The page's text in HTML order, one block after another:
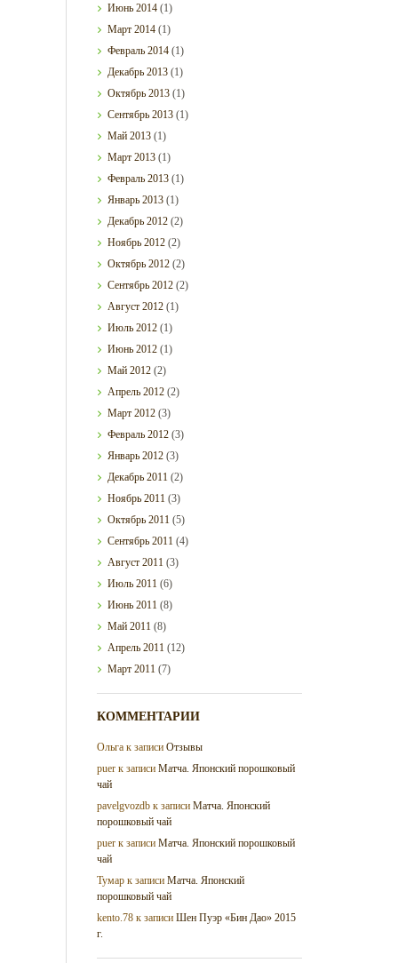
Июнь2014 (1)
Март2014 (1)
Февраль2014 (1)
Декабрь2013 (1)
Октябрь2013 (1)
Сентябрь2013 (1)
Май2013 (1)
Март2013 (1)
Февраль2013 (1)
Январь2013 (1)
Декабрь2012 (2)
Ноябрь2012 (2)
Октябрь2012 (2)
Сентябрь2012 (2)
Август2012 (1)
Июль2012 (1)
Июнь2012 (1)
Май2012 (2)
Апрель2012 (2)
Март2012 (3)
Февраль2012 (3)
Январь2012 (3)
Декабрь2011 (2)
Ноябрь2011 (3)
Октябрь2011 (5)
Сентябрь2011 (4)
Август2011 (3)
Июль2011 (6)
Июнь2011 (8)
Май2011 (8)
Апрель2011 (12)
Март2011 (7)
КОММЕНТАРИИ
Ольга к записиОтзывы
puer к записиМатча. Японский порошковый
чай
pavelgvozdb к записиМатча. Японский
порошковый чай
puer к записиМатча. Японский порошковый
чай
Тумар к записиМатча. Японский
порошковый чай
kento.78 к записиШен Пуэр «Бин Дао» 2015
г.